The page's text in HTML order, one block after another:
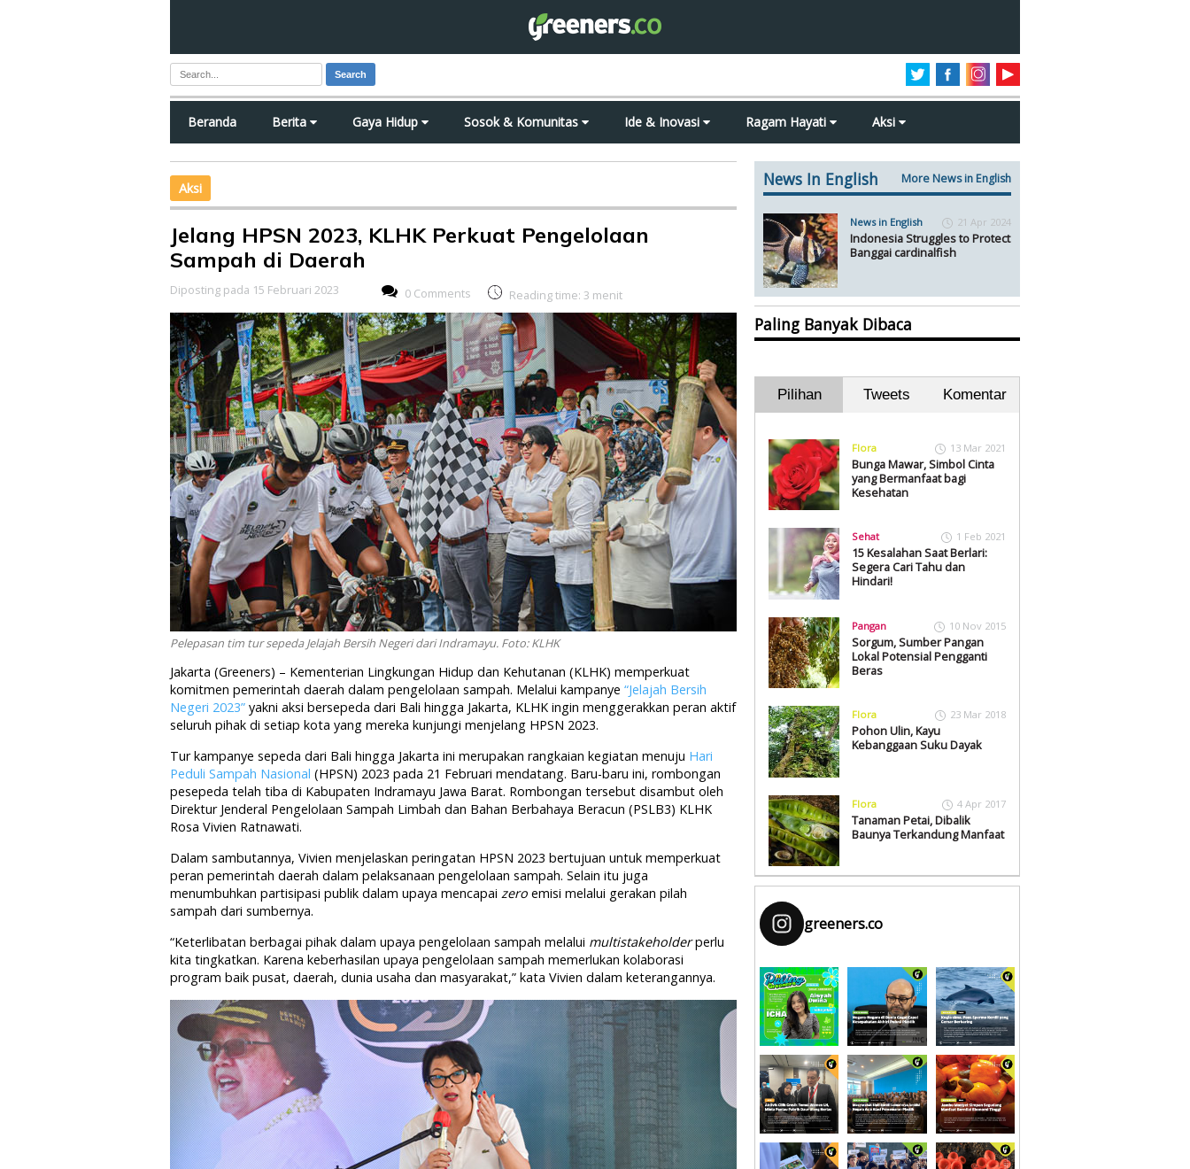
Search
Beranda Berita Gaya Hidup Sosok & Komunitas Ide & Inovasi Ragam Hayati Aksi
Aksi
Jelang HPSN 2023, KLHK Perkuat Pengelolaan
Sampah di Daerah
Diposting pada 15 Februari 2023 0 Comments Reading time: 3 menit
Pelepasan tim tur sepeda Jelajah Bersih Negeri dari Indramayu. Foto: KLHK
Jakarta (Greeners) – Kementerian Lingkungan Hidup dan Kehutanan (KLHK) memperkuat
komitmen pemerintah daerah dalam pengelolaan sampah. Melalui kampanye “Jelajah Bersih
Negeri 2023” yakni aksi bersepeda dari Bali hingga Jakarta, KLHK ingin menggerakkan peran aktif
seluruh pihak di setiap kota yang mereka kunjungi menjelang HPSN 2023.
Tur kampanye sepeda dari Bali hingga Jakarta ini merupakan rangkaian kegiatan menuju Hari
Peduli Sampah Nasional (HPSN) 2023 pada 21 Februari mendatang. Baru-baru ini, rombongan
pesepeda telah tiba di Kabupaten Indramayu Jawa Barat. Rombongan tersebut disambut oleh
Direktur Jenderal Pengelolaan Sampah Limbah dan Bahan Berbahaya Beracun (PSLB3) KLHK
Rosa Vivien Ratnawati.
Dalam sambutannya, Vivien menjelaskan peringatan HPSN 2023 bertujuan untuk memperkuat
peran pemerintah daerah dalam pelaksanaan pengelolaan sampah. Selain itu juga
menumbuhkan partisipasi publik dalam upaya mencapai zero emisi melalui gerakan pilah
sampah dari sumbernya.
“Keterlibatan berbagai pihak dalam upaya pengelolaan sampah melalui multistakeholderperlu
kita tingkatkan. Karena keberhasilan upaya pengelolaan sampah memerlukan kolaborasi
program baik pusat, daerah, dunia usaha dan masyarakat,” kata Vivien dalam keterangannya.
News In English More News in English
News in English 21 Apr 2024
Indonesia Struggles to Protect
Banggai cardinalfish
Paling Banyak Dibaca
Pilihan Tweets Komentar
Flora 13 Mar 2021
Bunga Mawar, Simbol Cinta
yang Bermanfaat bagi
Kesehatan
Sehat 1 Feb 2021
15 Kesalahan Saat Berlari:
Segera Cari Tahu dan
Hindari!
Pangan 10 Nov 2015
Sorgum, Sumber Pangan
Lokal Potensial Pengganti
Beras
Flora 23 Mar 2018
Pohon Ulin, Kayu
Kebanggaan Suku Dayak
Flora 4 Apr 2017
Tanaman Petai, Dibalik
Baunya Terkandung Manfaat
greeners.co